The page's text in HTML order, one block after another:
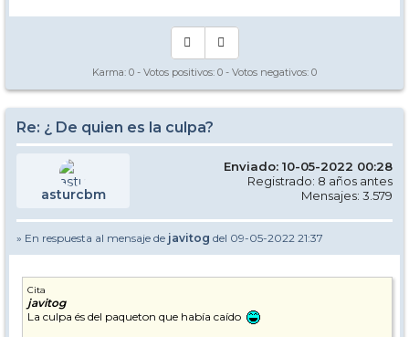
Karma: 0 - Votos positivos: 0 - Votos negativos: 0
Re: ¿ De quien es la culpa?
asturcbm
Enviado: 10-05-2022 00:28
Registrado: 8 años antes
Mensajes: 3.579
» En respuesta al mensaje de javitog del 09-05-2022 21:37
Cita
javitog
La culpa és del paqueton que había caído